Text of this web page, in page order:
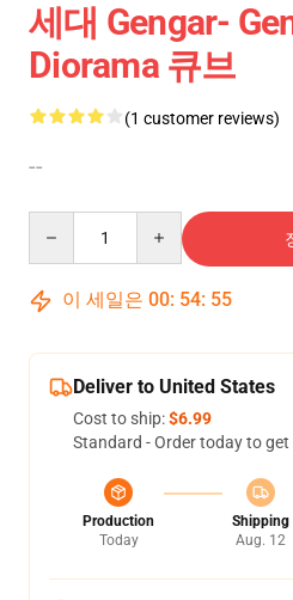
세대 Gengar-
Diorama 큐브
(1 customer reviews)
--
이 세일은 00: 54: 54
Deliver to United States
Cost to ship:$6.99
Standard - Order today to get
Production
Today
Shipping
Aug. 12